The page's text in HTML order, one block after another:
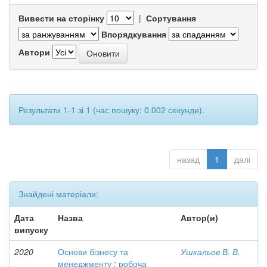
Вивести на сторінку | Сортування
Впорядкування
Автори
Результати 1-1 зі 1 (час пошуку: 0.002 секунди).
назад 1 далі
Знайдені матеріали:
Дата
випуску
Назва Автор(и)
2020
Основи бізнесу та
менеджменту : робоча
Ушкальов В. В.